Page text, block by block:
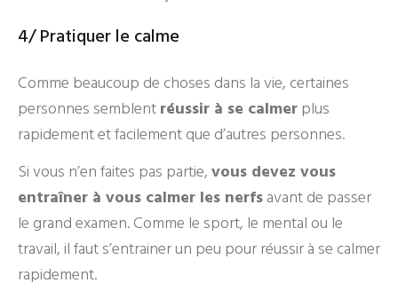
4/ Pratiquer le calme
Comme beaucoup de choses dans la vie, certaines
personnes semblentréussir à se calmerplus
rapidement et facilement que d’autres personnes.
Si vous n’en faites pas partie,vous devez vous
entraîner à vous calmer les nerfsavant de passer
le grand examen. Comme le sport, le mental ou le
travail, il faut s’entrainer un peu pour réussir à se calmer
rapidement.